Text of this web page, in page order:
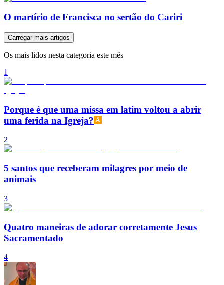
O martírio de Francisca no sertão do Cariri
Carregar mais artigos
Os mais lidos nesta categoria este mês
1
Porque é que uma missa em latim voltou a abrir
uma ferida na Igreja?
2
5 santos que receberam milagres por meio de
animais
3
Quatro maneiras de adorar corretamente Jesus
Sacramentado
4